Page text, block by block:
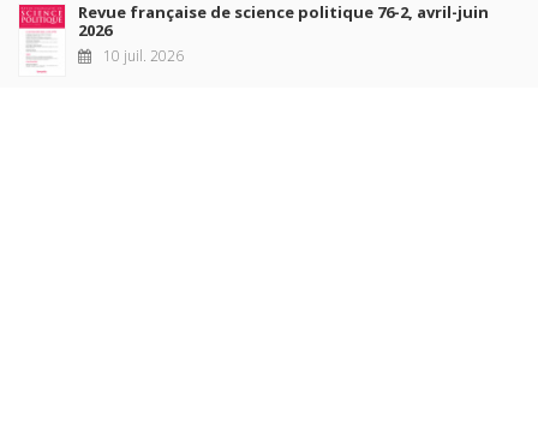
Revue française de science politique 76-2, avril-juin
2026
10 juil. 2026